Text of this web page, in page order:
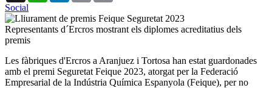
Social
Representants d´Ercros mostrant els diplomes acreditatius dels
premis
Les fàbriques d'Ercros a Aranjuez i Tortosa han estat guardonades
amb el premi Seguretat Feique 2023, atorgat per la Federació
Empresarial de la Indústria Química Espanyola (Feique), per no